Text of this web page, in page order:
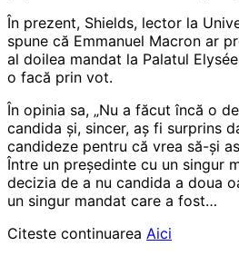
În prezent, Shields, lector la
spune că Emmanuel Macron ar
al doilea mandat la Palatul
o facă prin vot.
În opinia sa, „Nu a făcut încă o
candida și, sincer, aș fi surprins
candideze pentru că vrea să-și
Între un președinte cu un singur
decizia de a nu candida a doua
un singur mandat care a fost…
Citeste continuarea Aici